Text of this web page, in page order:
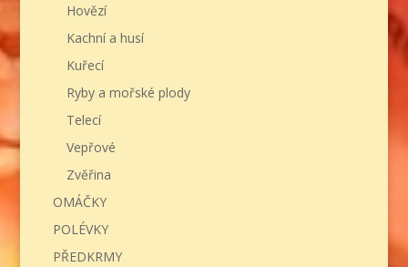
Hovězí
Kachní a husí
Kuřecí
Ryby a mořské plody
Telecí
Vepřové
Zvěřina
OMÁČKY
POLÉVKY
PŘEDKRMY